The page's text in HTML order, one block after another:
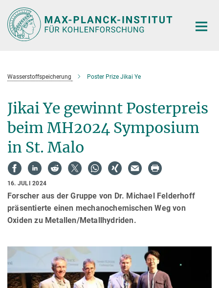
Hauptinhalt
Wasserstoffspeicherung Poster Prize Jikai Ye
Jikai Ye gewinnt Posterpreis
beim MH2024 Symposium
in St. Malo
16. JULI 2024
Forscher aus der Gruppe von Dr. Michael Felderhoff
präsentierte einen mechanochemischen Weg von
Oxiden zu Metallen/Metallhydriden.